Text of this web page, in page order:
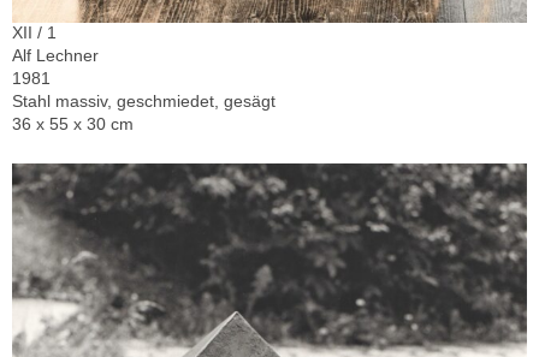
XII / 1
Alf Lechner
1981
Stahl massiv, geschmiedet, gesägt
36 x 55 x 30 cm